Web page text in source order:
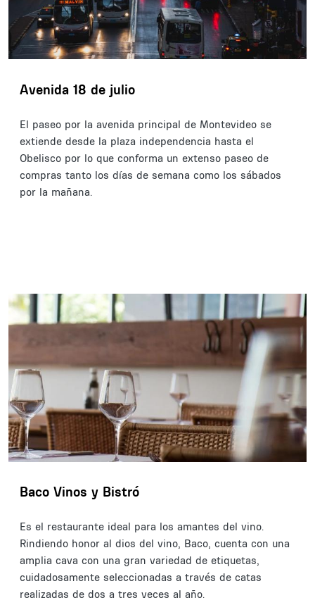
Avenida 18 de julio
El paseo por la avenida principal de Montevideo se
extiende desde la plaza independencia hasta el
Obelisco por lo que conforma un extenso paseo de
compras tanto los días de semana como los sábados
por la mañana.
Baco Vinos y Bistró
Es el restaurante ideal para los amantes del vino.
Rindiendo honor al dios del vino, Baco, cuenta con una
amplia cava con una gran variedad de etiquetas,
cuidadosamente seleccionadas a través de catas
realizadas de dos a tres veces al año.